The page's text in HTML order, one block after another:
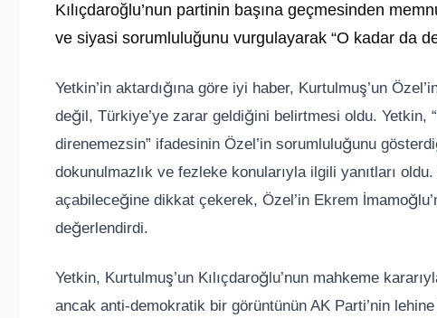
Kılıçdaroğlu’nun partinin başına geçmesinden
ve siyasi sorumluluğunu vurgulayarak “O kadar da
Yetkin’in aktardığına göre iyi haber, Kurtulmuş’un
değil, Türkiye’ye zarar geldiğini belirtmesi oldu. Yetkin,
direnemezsin” ifadesinin Özel’in sorumluluğunu
dokunulmazlık ve fezleke konularıyla ilgili yanıtları
açabileceğine dikkat çekerek, Özel’in Ekrem
değerlendirdi.
Yetkin, Kurtulmuş’un Kılıçdaroğlu’nun mahkeme
ancak anti-demokratik bir görüntünün AK Parti’nin